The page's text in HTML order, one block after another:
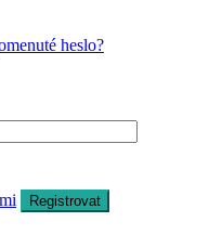
heslo?
Registrovat